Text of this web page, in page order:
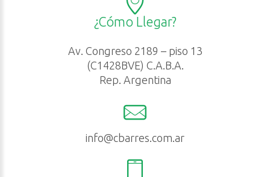
¿Cómo Llegar?
Av. Congreso 2189 – piso 13
(C1428BVE) C.A.B.A.
Rep. Argentina
info@cbarres.com.ar